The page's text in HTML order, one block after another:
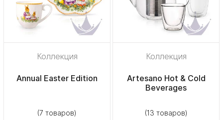
Коллекция
Annual Easter Edition
(7 товаров)
Коллекция
Artesano Hot & Cold
Beverages
(13 товаров)